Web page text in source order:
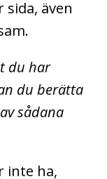
även
du har
du berätta
sådana
inte ha,